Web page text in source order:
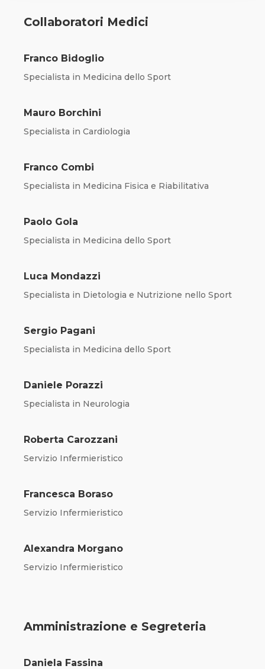
Collaboratori Medici
Franco Bidoglio
Specialista in Medicina dello Sport
Mauro Borchini
Specialista in Cardiologia
Franco Combi
Specialista in Medicina Fisica e Riabilitativa
Paolo Gola
Specialista in Medicina dello Sport
Luca Mondazzi
Specialista in Dietologia e Nutrizione nello Sport
Sergio Pagani
Specialista in Medicina dello Sport
Daniele Porazzi
Specialista in Neurologia
Roberta Carozzani
Servizio Infermieristico
Francesca Boraso
Servizio Infermieristico
Alexandra Morgano
Servizio Infermieristico
Amministrazione e Segreteria
Daniela Fassina